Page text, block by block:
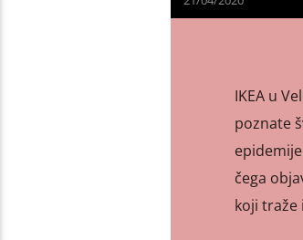
IKEA u
poznate
čega
koji traže